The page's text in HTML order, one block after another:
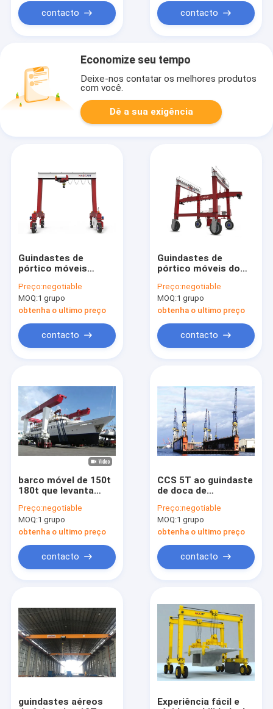
Para casa
Produtos
contacto contacto
Economize seu tempo
Deixe-nos contatar os melhores produtos
com você.
Dê a sua exigência
Guindastes de
pórtico móveis
borracha do OEM
RTG altura de
levantamento de 5m
Preço:negotiable
MOQ:1 grupo
obtenha o ultimo preço
contacto
Guindastes de
pórtico móveis do
Preço:negotiable
MOQ:1 grupo
obtenha o ultimo preço
contacto
barco móvel de 150t
180t que levanta
Lift Crane
Preço:negotiable
MOQ:1 grupo
obtenha o ultimo preço
contacto
CCS 5T ao guindaste
de doca de
flutuação da altura
dos guindastes 35m
do porto do estaleiro
40T
Preço:negotiable
MOQ:1 grupo
obtenha o ultimo preço
contacto
guindastes aéreos
Experiência fácil e